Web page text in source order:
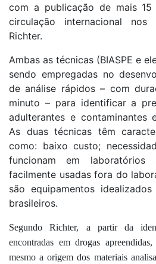
com a publicação de mais
circulação internacional nos
Richter.
Ambas as técnicas (BIASPE e
sendo empregadas no
de análise rápidos – com
minuto – para identificar a
adulterantes e contaminantes
As duas técnicas têm
como: baixo custo;
funcionam em laboratórios
facilmente usadas fora do
são equipamentos
brasileiros.
Segundo Richter, a partir da
encontradas em drogas
mesmo a origem dos materiais